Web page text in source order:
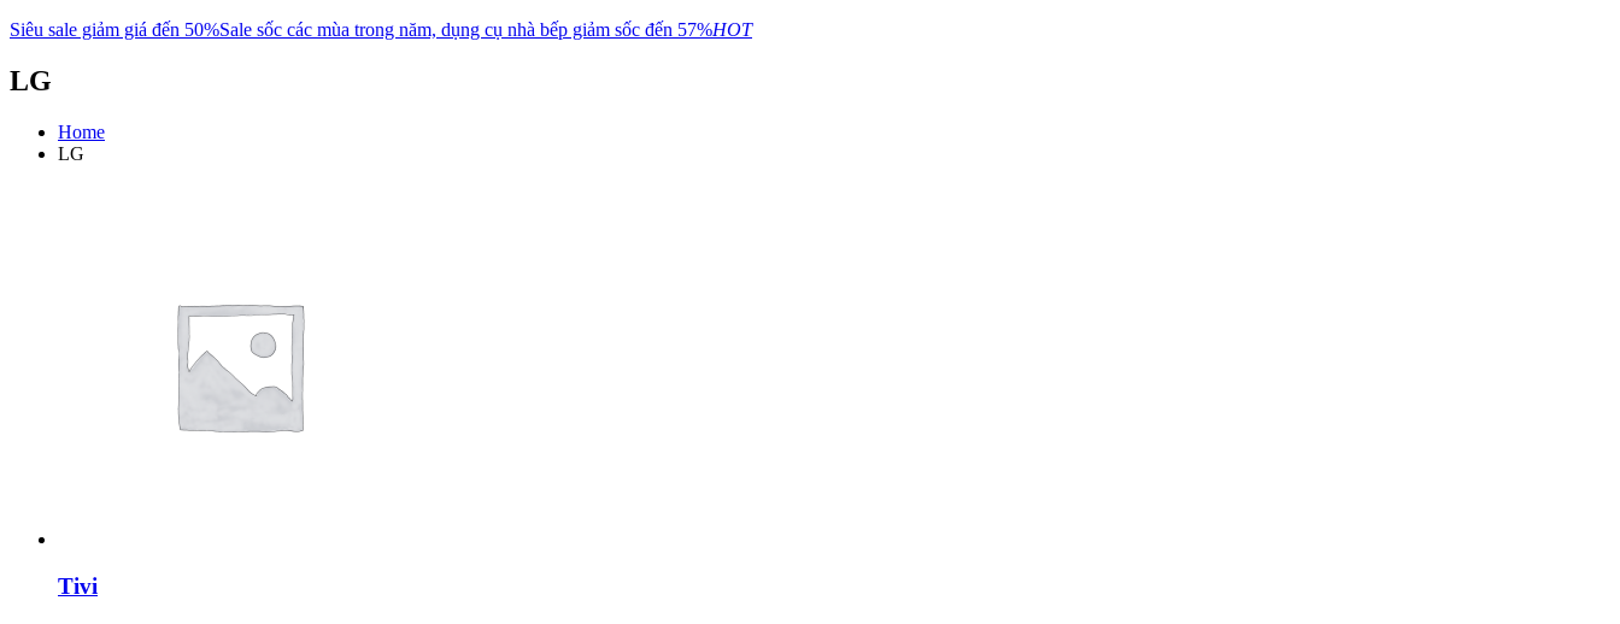
Siêu sale giảm giá đến 50%Sale sốc các mùa trong năm, dụng cụ nhà bếp giảm sốc đến 57%HOT
LG
Home
LG
Tivi